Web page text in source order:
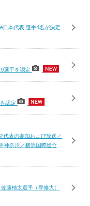
日本代表 選手4名が決定
9選手を認定
を認定
代表の参加および放送／
神奈川／横浜国際総合
藤柚太選手（専修大）